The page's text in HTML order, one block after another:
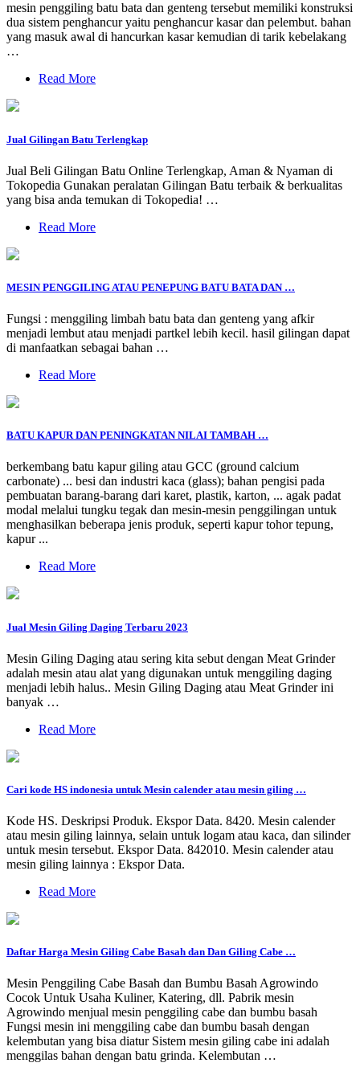
mesin penggiling batu bata dan genteng tersebut memiliki konstruksi
dua sistem penghancur yaitu penghancur kasar dan pelembut. bahan
yang masuk awal di hancurkan kasar kemudian di tarik kebelakang
…
Read More
Jual Gilingan Batu Terlengkap
Jual Beli Gilingan Batu Online Terlengkap, Aman & Nyaman di
Tokopedia Gunakan peralatan Gilingan Batu terbaik & berkualitas
yang bisa anda temukan di Tokopedia! …
Read More
MESIN PENGGILING ATAU PENEPUNG BATU BATA DAN …
Fungsi : menggiling limbah batu bata dan genteng yang afkir
menjadi lembut atau menjadi partkel lebih kecil. hasil gilingan dapat
di manfaatkan sebagai bahan …
Read More
BATU KAPUR DAN PENINGKATAN NILAI TAMBAH …
berkembang batu kapur giling atau GCC (ground calcium
carbonate) ... besi dan industri kaca (glass); bahan pengisi pada
pembuatan barang-barang dari karet, plastik, karton, ... agak padat
modal melalui tungku tegak dan mesin-mesin penggilingan untuk
menghasilkan beberapa jenis produk, seperti kapur tohor tepung,
kapur ...
Read More
Jual Mesin Giling Daging Terbaru 2023
Mesin Giling Daging atau sering kita sebut dengan Meat Grinder
adalah mesin atau alat yang digunakan untuk menggiling daging
menjadi lebih halus.. Mesin Giling Daging atau Meat Grinder ini
banyak …
Read More
Cari kode HS indonesia untuk Mesin calender atau mesin giling …
Kode HS. Deskripsi Produk. Ekspor Data. 8420. Mesin calender
atau mesin giling lainnya, selain untuk logam atau kaca, dan silinder
untuk mesin tersebut. Ekspor Data. 842010. Mesin calender atau
mesin giling lainnya : Ekspor Data.
Read More
Daftar Harga Mesin Giling Cabe Basah dan Dan Giling Cabe …
Mesin Penggiling Cabe Basah dan Bumbu Basah Agrowindo
Cocok Untuk Usaha Kuliner, Katering, dll. Pabrik mesin
Agrowindo menjual mesin penggiling cabe dan bumbu basah
Fungsi mesin ini menggiling cabe dan bumbu basah dengan
kelembutan yang bisa diatur Sistem mesin giling cabe ini adalah
menggilas bahan dengan batu grinda. Kelembutan …